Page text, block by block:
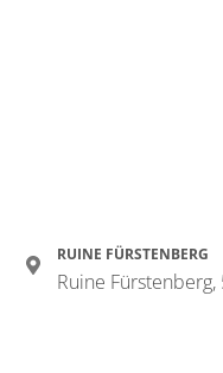
RUINE FÜRSTENBERG
Ruine